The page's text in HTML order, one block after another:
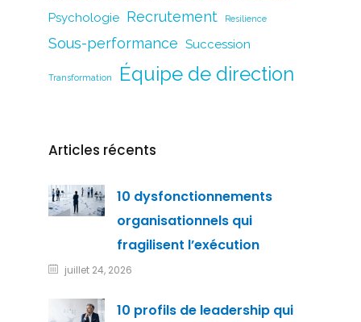
Psychologie Recrutement Resilience
Sous-performance Succession
Transformation Équipe de direction
Articles récents
10 dysfonctionnements
organisationnels qui
fragilisent l’exécution
juillet 24, 2026
10 profils de leadership qui